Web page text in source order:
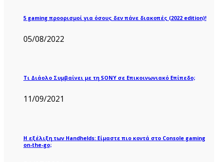
5 gaming προορισμοί για όσους δεν πάνε διακοπές (2022 edition)!
05/08/2022
Τι Διάολο Συμβαίνει με τη SONY σε Επικοινωνιακό Επίπεδο;
11/09/2021
Η εξέλιξη των Handhelds: Είμαστε πιο κοντά στο Console gaming
on-the-go;